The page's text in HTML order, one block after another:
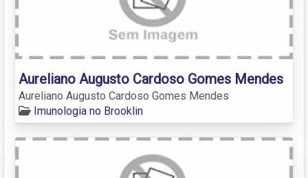
Aureliano Augusto Cardoso Gomes Mendes
Aureliano Augusto Cardoso Gomes Mendes
Imunologia no Brooklin